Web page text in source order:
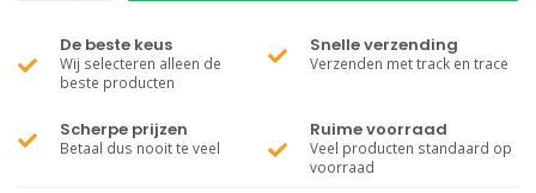
De beste keus
Wij selecteren alleen de
beste producten
Snelle verzending
Verzenden met track en trace
Scherpe prijzen
Betaal dus nooit te veel
Ruime voorraad
Veel producten standaard op
voorraad